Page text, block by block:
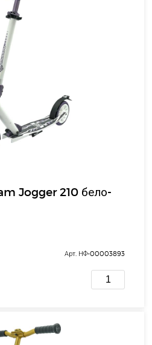
Jogger 210 бело-
Арт. НФ-00003893